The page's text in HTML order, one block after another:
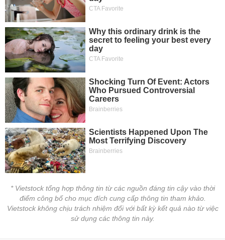
* Vietstock tổng hợp thông tin từ các nguồn đáng tin cậy vào thời
điểm công bố cho mục đích cung cấp thông tin tham khảo.
Vietstock không chịu trách nhiệm đối với bất kỳ kết quả nào từ việc
sử dụng các thông tin này.